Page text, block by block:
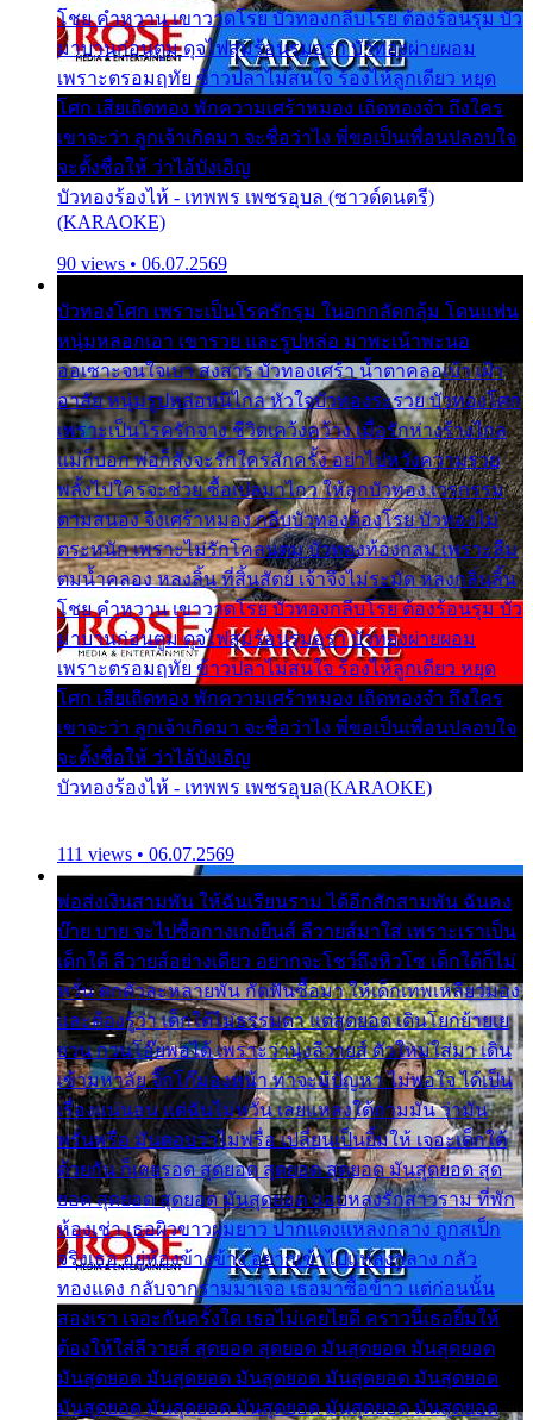
โชย คำหวาน เขาวาดโรย บัวทองกลีบโรย ต้องร้อนรุม บัว
มาบานก่อนตูม ดุจไฟสุมร้อนรุมอุรา บัวทองผ่ายผอม
เพราะตรอมฤทัย ข้าวปลาไม่สนใจ ร้องไห้ลูกเดียว หยุด
โศก เสียเถิดทอง พักความเศร้าหมอง เถิดทองจ๋า ถึงใคร
เขาจะว่า ลูกเจ้าเกิดมา จะชื่อว่าไง พี่ขอเป็นเพื่อนปลอบใจ
จะตั้งชื่อให้ ว่าไอ้บังเอิญ
บัวทองร้องไห้ - เทพพร เพชรอุบล (ซาวด์ดนตรี)
(KARAOKE)
90 views • 06.07.2569
บัวทองโศก เพราะเป็นโรครักรุม ในอกกลัดกลุ้ม โดนแฟน
หนุ่มหลอกเอา เขารวย และรูปหล่อ มาพะเน้าพะนอ
ออเซาะจนใจเบา สงสาร บัวทองเศร้า น้ำตาคลอเบ้า เฝ้า
อาลัย หนุ่มรูปหล่อหนีไกล หัวใจบัวทองระรวย บัวทองโศก
เพราะเป็นโรครักจาง ชีวิตเคว้งคว้าง เมื่อรักห่างร้างไกล
แม่ก็บอก พ่อก็สั่งจะรักใครสักครั้ง อย่าไปหวังความรวย
พลั้งไปใครจะช่วย ซื้อเปลมาไกว ให้ลูกบัวทอง เวรกรรม
ตามสนอง จึงเศร้าหมอง กลีบบัวทองต้องโรย บัวทองไม่
ตระหนัก เพราะไม่รักโคลนตม บัวทองท้องกลม เพราะลืม
ตมน้ำคลอง หลงลิ้น ที่สิ้นสัตย์ เจ้าจึงไม่ระมัด หลงกลิ่นลิ้น
โชย คำหวาน เขาวาดโรย บัวทองกลีบโรย ต้องร้อนรุม บัว
มาบานก่อนตูม ดุจไฟสุมร้อนรุมอุรา บัวทองผ่ายผอม
เพราะตรอมฤทัย ข้าวปลาไม่สนใจ ร้องไห้ลูกเดียว หยุด
โศก เสียเถิดทอง พักความเศร้าหมอง เถิดทองจ๋า ถึงใคร
เขาจะว่า ลูกเจ้าเกิดมา จะชื่อว่าไง พี่ขอเป็นเพื่อนปลอบใจ
จะตั้งชื่อให้ ว่าไอ้บังเอิญ
บัวทองร้องไห้ - เทพพร เพชรอุบล(KARAOKE)
111 views • 06.07.2569
พ่อส่งเงินสามพัน ให้ฉันเรียนราม ได้อีกสักสามพัน ฉันคง
บ๊าย บาย จะไปซื้อกางเกงยีนส์ ลีวายส์มาใส่ เพราะเราเป็น
เด็กใต้ ลีวายส์อย่างเดียว อยากจะโชว์ถึงหิวโซ เด็กใต้ก็ไม่
หวั่น ตกตัวละหลายพัน กัดฟันซื้อมา ให้เด็กเทพเหลียวมอง
และต้องรู้ว่า เด็กใต้ไม่ธรรมดา แต่สุดยอด เดินโยกย้ายเย
ยวน กวนโอ๊ยพอได้ เพราะว่านุ่งลีวายส์ ตัวใหม่ใส่มา เดิน
เข้ามหาลัย จิ๊กโก๊มองหน้า ท่าจะมีปัญหา ไม่พอใจ ได้เป็น
เรื่องแน่นอน แต่ฉันไม่หวั่น เลยแหลงใต้ถามมัน ว่ามัน
พรั่นพรือ มันตอบว่าไม่พรื่อ เปลี่ยนเป็นยิ้มให้ เจอะเด็กใต้
ด้วยกัน ก็เลยรอด สุดยอด สุดยอด สุดยอด มันสุดยอด สุด
ยอด สุดยอด สุดยอด มันสุดยอด แอบหลงรักสาวราม ที่พัก
ห้องเช่า เธอผิวขาวผมยาว ปากแดงแหลงกลาง ถูกสเป็ก
จริงเธอ อยู่ห้องข้างข้าง อยากเข้าไปแหลงกลาง กลัว
ทองแดง กลับจากรามมาเจอ เธอมาซื้อข้าว แต่ก่อนนั้น
สองเรา เจอะกันครั้งใด เธอไม่เคยไยดี คราวนี้เธอยิ้มให้
ต้องให้ใส่ลีวายส์ สุดยอด สุดยอด มันสุดยอด มันสุดยอด
มันสุดยอด มันสุดยอด มันสุดยอด มันสุดยอด มันสุดยอด
มันสุดยอด มันสุดยอด มันสุดยอด มันสุดยอด มันสุดยอด